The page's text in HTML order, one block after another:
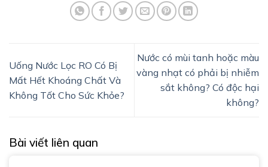
Uống Nước Lọc RO Có Bị
Mất Hết Khoáng Chất Và
Không Tốt Cho Sức Khỏe?
Nước có mùi tanh hoặc màu
vàng nhạt có phải bị nhiễm
sắt không? Có độc hại
không?
Bài viết liên quan